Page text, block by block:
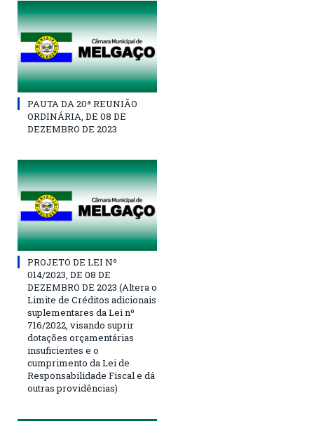
PAUTA DA 20ª REUNIÃO
ORDINÁRIA, DE 08 DE
DEZEMBRO DE 2023
PROJETO DE LEI Nº
014/2023, DE 08 DE
DEZEMBRO DE 2023 (Altera o
Limite de Créditos adicionais
suplementares da Lei nº
716/2022, visando suprir
dotações orçamentárias
insuficientes e o
cumprimento da Lei de
Responsabilidade Fiscal e dá
outras providências)